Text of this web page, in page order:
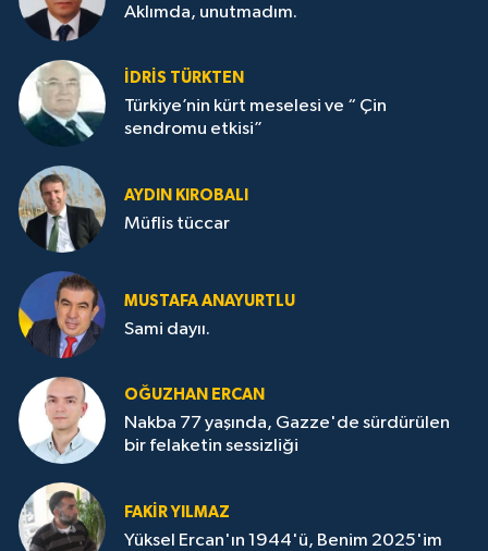
Aklımda, unutmadım.
İDRİS TÜRKTEN
Türkiye’nin kürt meselesi ve “ Çin
sendromu etkisi”
AYDIN KIROBALI
Müflis tüccar
MUSTAFA ANAYURTLU
Sami dayıı.
OĞUZHAN ERCAN
Nakba 77 yaşında, Gazze'de sürdürülen
bir felaketin sessizliği
FAKİR YILMAZ
Yüksel Ercan'ın 1944'ü, Benim 2025'im